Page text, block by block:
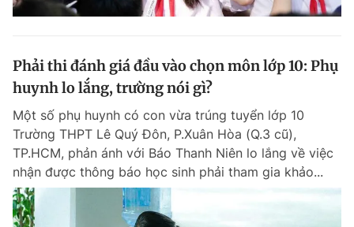
Phải thi đánh giá đầu vào chọn môn lớp 10: Phụ
huynh lo lắng, trường nói gì?
Một số phụ huynh có con vừa trúng tuyển lớp 10
Trường THPT Lê Quý Đôn, P.Xuân Hòa (Q.3 cũ),
TP.HCM, phản ánh với Báo Thanh Niên lo lắng về việc
nhận được thông báo học sinh phải tham gia khảo...